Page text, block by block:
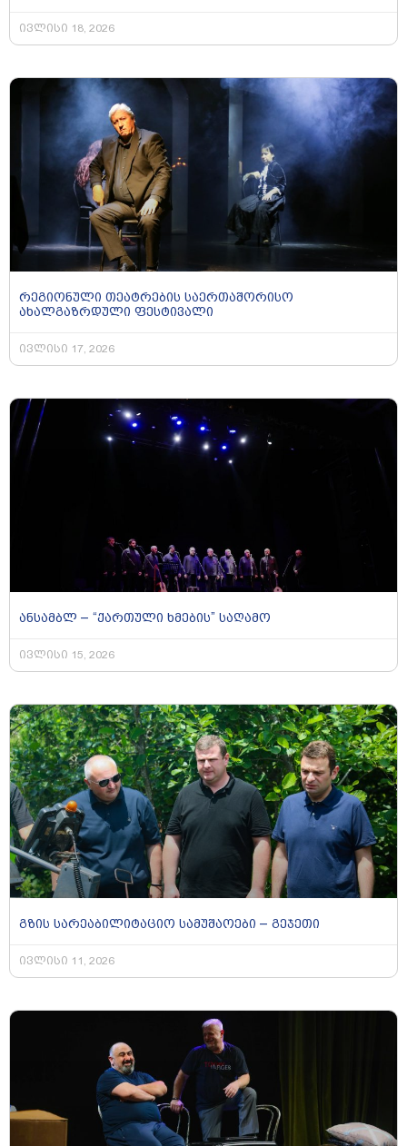
ივლისი 18, 2026
რეგიონული თეატრების საერთაშორისო
ახალგაზრდული ფესტივალი
ივლისი 17, 2026
ანსამბლ – “ქართული ხმების” საღამო
ივლისი 15, 2026
გზის სარეაბილიტაციო სამუშაოები – გეჯეთი
ივლისი 11, 2026